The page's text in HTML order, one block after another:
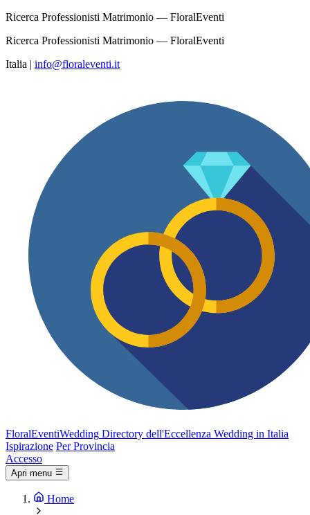
Ricerca Professionisti Matrimonio — FloralEventi
Ricerca Professionisti Matrimonio — FloralEventi
Italia | info@floraleventi.it
FloralEventiWedding Directory dell'Eccellenza Wedding in Italia
Ispirazione Per Provincia
Accesso
Apri menu
Home